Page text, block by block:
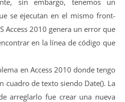
se ejecutan en el mismo front-
Access 2010 genera un error que
en la línea de código que
en Access 2010 donde tengo
cuadro de texto siendo Date(). La
arreglarlo fue crear una nueva